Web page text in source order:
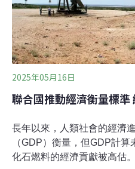
減碳承諾。根據氣候智庫
初，在提交了NDC的32個
1/5。
2025年05月16日
聯合國推動經濟衡量標準
長年以來，人類社會的經濟
（GDP）衡量，但GDP計
化石燃料的經濟貢獻被高估